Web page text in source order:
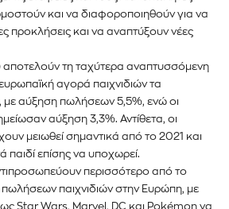
στο Newsletter του
και
και να διαφοροποιηθούν για να
προκλήσεις και να αναπτύξουν νέες
αποτελούν τη ταχύτερα αναπτυσσόμενη
αγορά παιχνιδιών τα
με αύξηση πωλήσεων 5,5%, ενώ οι
αύξηση 3,3%. Αντίθετα, οι
μειωθεί σημαντικά από το 2021 και
παιδί επίσης να υποχωρεί.
περισσότερο από το
παιχνιδιών στην Ευρώπη, με
Star Wars, Marvel, DC και Pokémon να